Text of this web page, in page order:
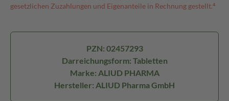
gesetzlichen Zuzahlungen und Eigenanteile in Rechnung gestellt.⁴
PZN: 02457293
Darreichungsform: Tabletten
Marke: ALIUD PHARMA
Hersteller: ALIUD Pharma GmbH